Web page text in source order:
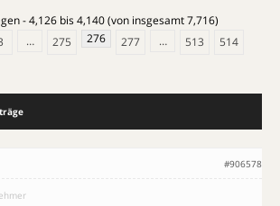
- 4,126 bis 4,140 (von insgesamt 7,716)
… 275 276 277 … 513
514
#906578